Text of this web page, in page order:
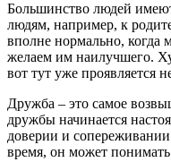
Большинство людей
людям, например, к
вполне нормально, когда
желаем им наилучшего.
вот тут уже проявляется
Дружба – это самое
дружбы начинается
доверии и
время, он может